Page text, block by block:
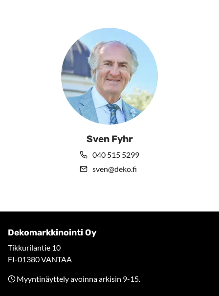
Sven Fyhr
040 515 5299
sven@deko.fi
Dekomarkkinointi Oy
Tikkurilantie 10
FI-01380 VANTAA
Myyntinäyttely avoinna arkisin 9-15.